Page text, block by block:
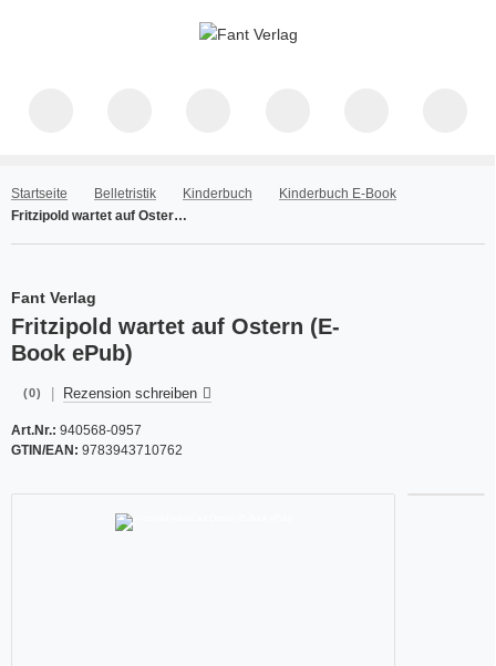
Startseite Belletristik Kinderbuch
Kinderbuch E-Book
Fritzipold wartet auf Ostern (E-Book ePub)
Fant Verlag
Fritzipold wartet auf Ostern (E-
Book ePub)
(0) Rezension schreiben
Art.Nr.: 940568-0957
GTIN/EAN: 9783943710762